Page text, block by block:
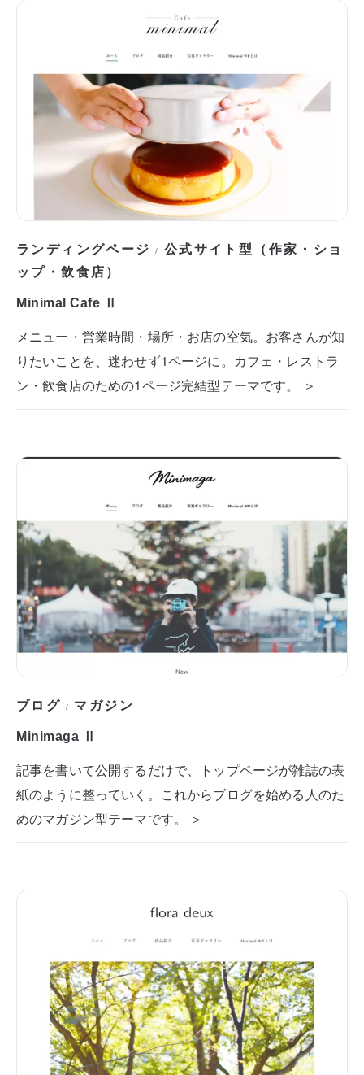
ランディングページ / 公式サイト型（作家・ショ
ップ・飲食店）
Minimal Cafe Ⅱ
メニュー・営業時間・場所・お店の空気。お客さんが知
りたいことを、迷わせず1ページに。カフェ・レストラ
ン・飲食店のための1ページ完結型テーマです。 ＞
ブログ / マガジン
Minimaga Ⅱ
記事を書いて公開するだけで、トップページが雑誌の表
紙のように整っていく。これからブログを始める人のた
めのマガジン型テーマです。 ＞